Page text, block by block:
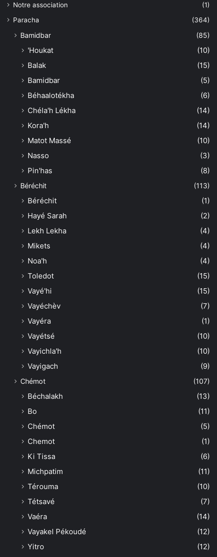
Notre association
(1)
Paracha
(364)
Bamidbar (85)
'Houkat
(10)
Balak
(15)
Bamidbar
(5)
Béhaalotékha
(6)
Chéla'h Lékha
(14)
Kora'h
(14)
Matot Massé
(10)
Nasso
(3)
Pin'has
(8)
Béréchit (113)
Béréchit
(1)
Hayé Sarah
(2)
Lekh Lekha
(4)
Mikets
(4)
Noa'h
(4)
Toledot
(15)
Vayé'hi
(15)
Vayéchèv
(7)
Vayéra
(1)
Vayétsé
(10)
Vayichla'h
(10)
Vayigach
(9)
Chémot (107)
Béchalakh
(13)
Bo
(11)
Chémot
(5)
Chemot
(1)
Ki Tissa
(6)
Michpatim
(11)
Térouma
(10)
Tétsavé
(7)
Vaéra
(14)
Vayakel Pékoudé
(12)
Yitro
(12)